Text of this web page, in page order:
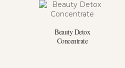
Beauty Detox
Concentrate